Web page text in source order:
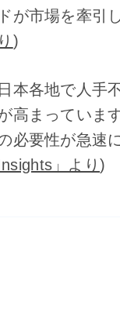
が市場を牽引
)
本各地で人手
高まっていま
必要性が急速
」より)